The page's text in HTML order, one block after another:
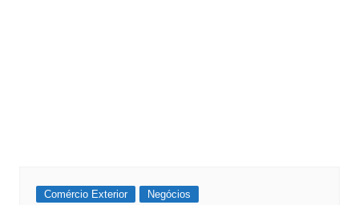
Comércio Exterior Negócios